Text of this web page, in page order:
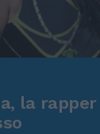
la